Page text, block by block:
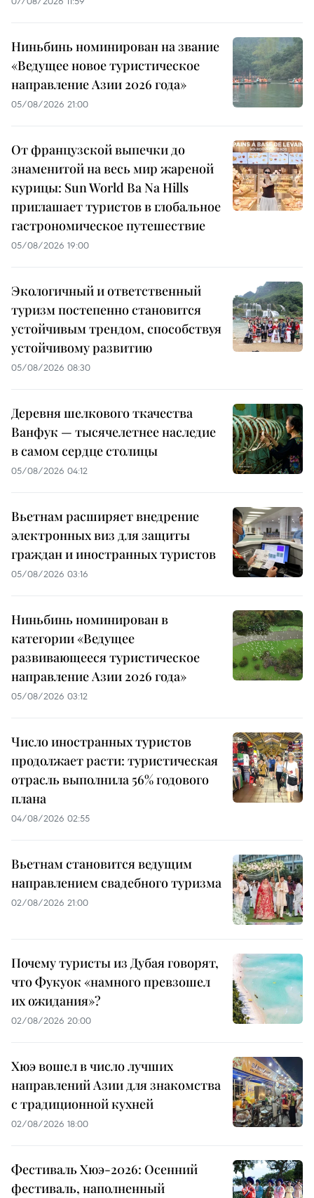
Ниньбинь номинирован на звание
«Ведущее новое туристическое
направление Азии 2026 года»
05/08/2026 21:00
От французской выпечки до
знаменитой на весь мир жареной
курицы: Sun World Ba Na Hills
приглашает туристов в глобальное
гастрономическое путешествие
05/08/2026 19:00
Экологичный и ответственный
туризм постепенно становится
устойчивым трендом, способствуя
устойчивому развитию
05/08/2026 08:30
Деревня шелкового ткачества
Ванфук — тысячелетнее наследие
в самом сердце столицы
05/08/2026 04:12
Вьетнам расширяет внедрение
электронных виз для защиты
граждан и иностранных туристов
05/08/2026 03:16
Ниньбинь номинирован в
категории «Ведущее
развивающееся туристическое
направление Азии 2026 года»
05/08/2026 03:12
Число иностранных туристов
продолжает расти: туристическая
отрасль выполнила 56% годового
плана
04/08/2026 02:55
Вьетнам становится ведущим
направлением свадебного туризма
02/08/2026 21:00
Почему туристы из Дубая говорят,
что Фукуок «намного превзошел
их ожидания»?
02/08/2026 20:00
Хюэ вошел в число лучших
направлений Азии для знакомства
с традиционной кухней
02/08/2026 18:00
Фестиваль Хюэ-2026: Осенний
фестиваль, наполненный